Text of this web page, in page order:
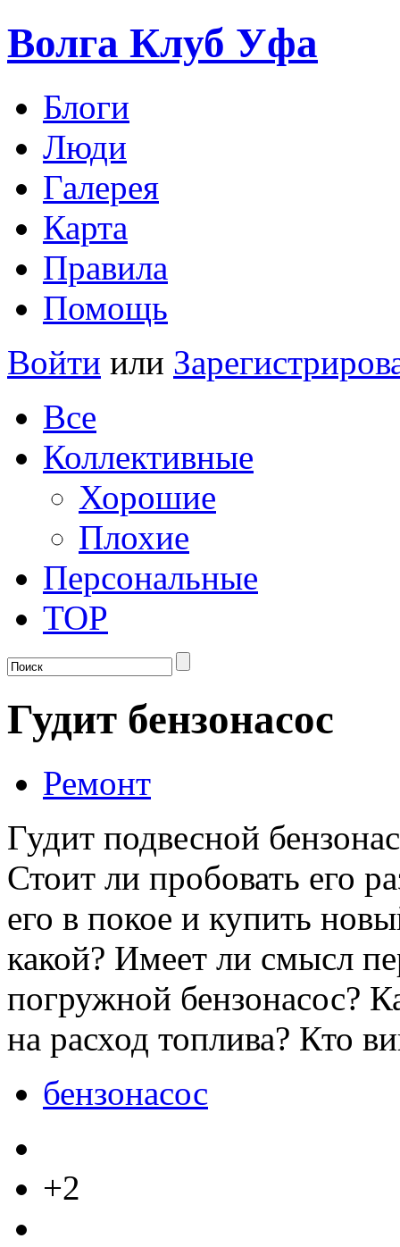
Волга Клуб Уфа
Блоги
Люди
Галерея
Карта
Правила
Помощь
Войти или
Все
Коллективные
Хорошие
Плохие
Персональные
TOP
Гудит бензонасос
Ремонт
Гудит подвесной
Стоит ли пробовать его
его в покое и купить
какой? Имеет ли смысл
погружной бензонасос?
на расход топлива? Кто
бензонасос
+2